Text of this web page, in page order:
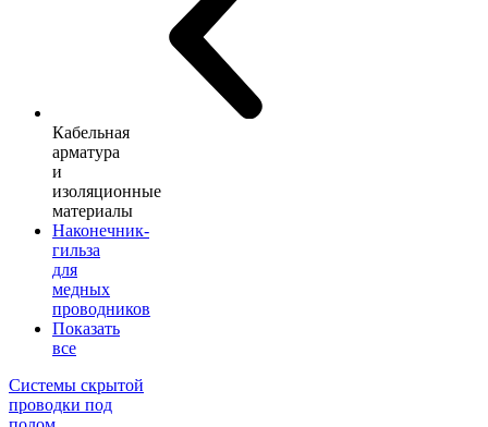
Кабельная
арматура
и
изоляционные
материалы
Наконечник-
гильза
для
медных
проводников
Показать
все
Системы скрытой
проводки под